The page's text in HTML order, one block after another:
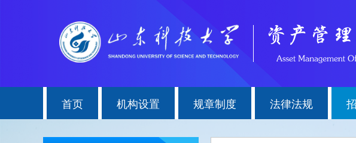
首页 机构设置 规章制度 法律法规